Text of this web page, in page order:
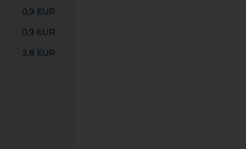
0,9 EUR
0,9 EUR
2,8 EUR